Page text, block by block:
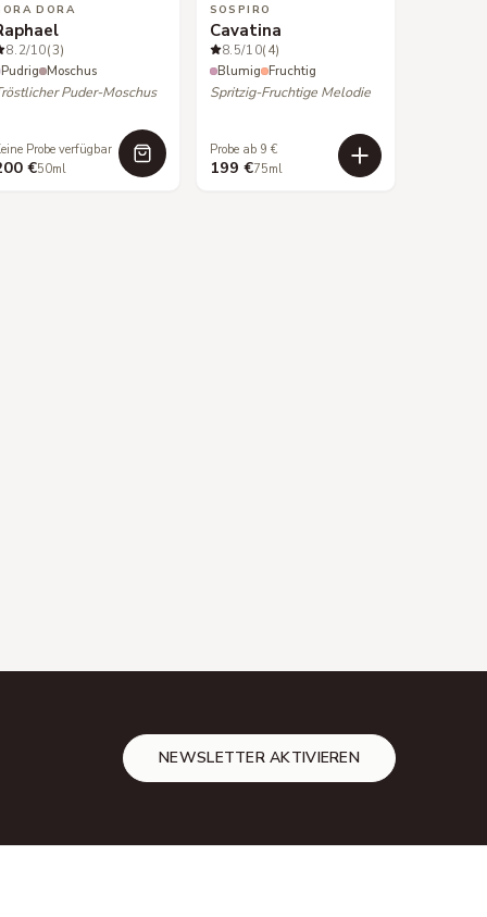
DORA
8.2/10(3)
Pudrig Moschus
Puder-Moschus
Probe verfügbar
€50ml
SOSPIRO
Cavatina
8.5/10(4)
Blumig Fruchtig
Spritzig-Fruchtige Melodie
Probe ab 9 €
199 €75ml
NEWSLETTER AKTIVIEREN